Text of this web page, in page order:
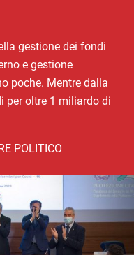
gestione dei fondi
e gestione
poche. Mentre dalla
per oltre 1 miliardo di
POLITICO